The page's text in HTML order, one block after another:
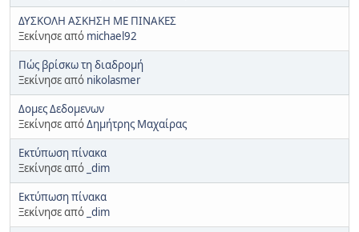
ΔΥΣΚΟΛΗ ΑΣΚΗΣΗ ΜΕ ΠΙΝΑΚΕΣ
Ξεκίνησε από michael92
Πώς βρίσκω τη διαδρομή
Ξεκίνησε από nikolasmer
Δομες Δεδομενων
Ξεκίνησε απόΔημήτρης Μαχαίρας
Εκτύπωση πίνακα
Ξεκίνησε από _dim
Εκτύπωση πίνακα
Ξεκίνησε από _dim